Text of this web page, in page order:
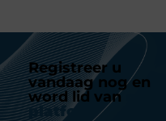
Registreer u
vandaag nog en
word lid van
platform